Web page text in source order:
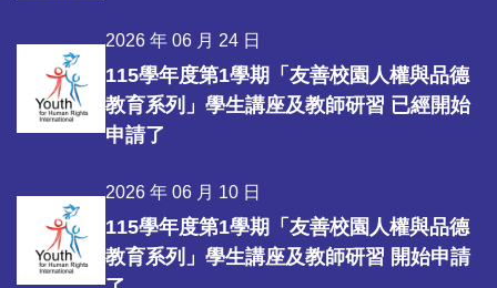
2026 年 06 月 24 日
115學年度第1學期「友善校園人權與品德
教育系列」學生講座及教師研習 已經開始
申請了
2026 年 06 月 10 日
115學年度第1學期「友善校園人權與品德
教育系列」學生講座及教師研習 開始申請